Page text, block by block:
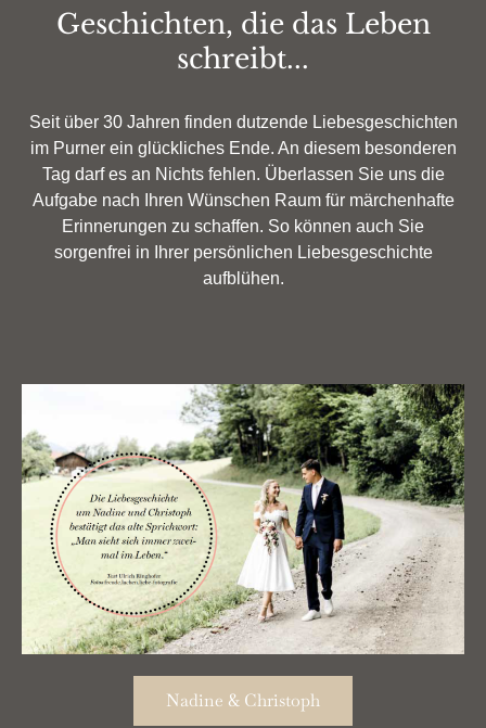
Geschichten, die das Leben
schreibt...
Seit über 30 Jahren finden dutzende Liebesgeschichten
im Purner ein glückliches Ende. An diesem besonderen
Tag darf es an Nichts fehlen. Überlassen Sie uns die
Aufgabe nach Ihren Wünschen Raum für märchenhafte
Erinnerungen zu schaffen. So können auch Sie
sorgenfrei in Ihrer persönlichen Liebesgeschichte
aufblühen.
Nadine & Christoph